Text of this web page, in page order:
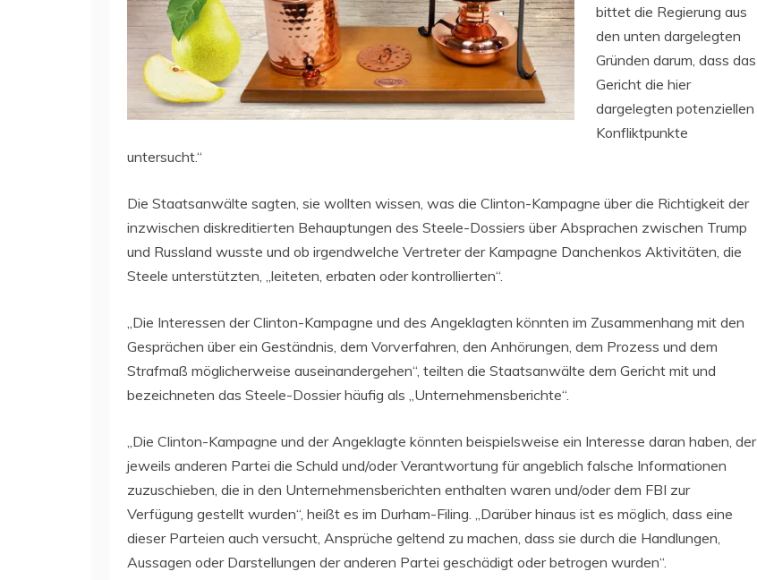
bittet die Regierung aus
den unten dargelegten
Gründen darum, dass das
Gericht die hier
dargelegten potenziellen
Konfliktpunkte
untersucht.“
Die Staatsanwälte sagten, sie wollten wissen, was die Clinton-Kampagne über die Richtigkeit der
inzwischen diskreditierten Behauptungen des Steele-Dossiers über Absprachen zwischen Trump
und Russland wusste und ob irgendwelche Vertreter der Kampagne Danchenkos Aktivitäten, die
Steele unterstützten, „leiteten, erbaten oder kontrollierten“.
„Die Interessen der Clinton-Kampagne und des Angeklagten könnten im Zusammenhang mit den
Gesprächen über ein Geständnis, dem Vorverfahren, den Anhörungen, dem Prozess und dem
Strafmaß möglicherweise auseinandergehen“, teilten die Staatsanwälte dem Gericht mit und
bezeichneten das Steele-Dossier häufig als „Unternehmensberichte“.
„Die Clinton-Kampagne und der Angeklagte könnten beispielsweise ein Interesse daran haben, der
jeweils anderen Partei die Schuld und/oder Verantwortung für angeblich falsche Informationen
zuzuschieben, die in den Unternehmensberichten enthalten waren und/oder dem FBI zur
Verfügung gestellt wurden“, heißt es im Durham-Filing. „Darüber hinaus ist es möglich, dass eine
dieser Parteien auch versucht, Ansprüche geltend zu machen, dass sie durch die Handlungen,
Aussagen oder Darstellungen der anderen Partei geschädigt oder betrogen wurden“.